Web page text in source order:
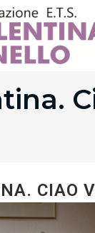
CIAO